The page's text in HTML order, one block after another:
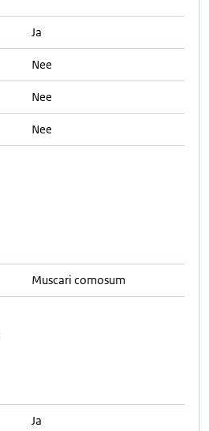
Ja
Nee
Nee
Nee
Muscari comosum
Ja